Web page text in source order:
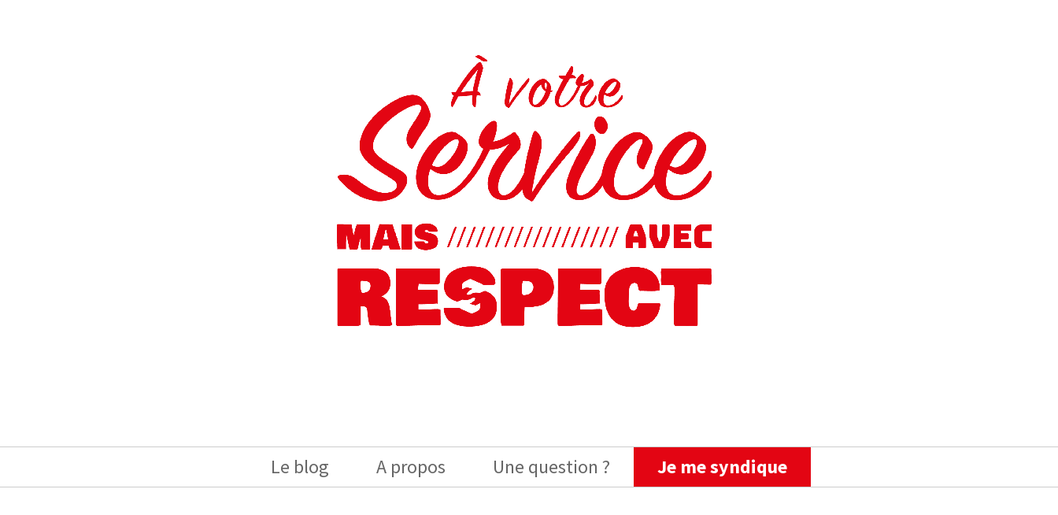
Le blog A propos Une question ? Je me syndique